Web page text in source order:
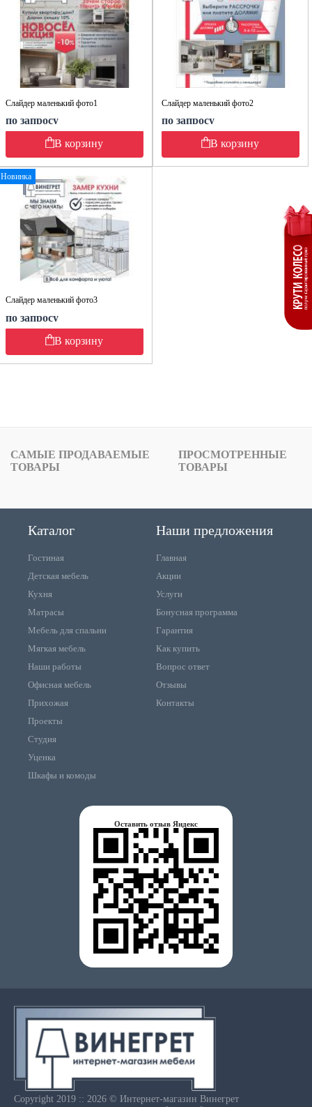
Слайдер маленький фото1
по запросу
В корзину
Слайдер маленький фото2
по запросу
В корзину
Новинка
Слайдер маленький фото3
по запросу
В корзину
САМЫЕ ПРОДАВАЕМЫЕ
ТОВАРЫ
ПРОСМОТРЕННЫЕ
ТОВАРЫ
Каталог
Гостиная
Детская мебель
Кухня
Матрасы
Мебель для спальни
Мягкая мебель
Наши работы
Офисная мебель
Прихожая
Проекты
Студия
Уценка
Шкафы и комоды
Наши предложения
Главная
Акции
Услуги
Бонусная программа
Гарантия
Как купить
Вопрос ответ
Отзывы
Контакты
Оставить отзыв Яндекс
Copyright 2019 :: 2026 © Интернет-магазин Винегрет